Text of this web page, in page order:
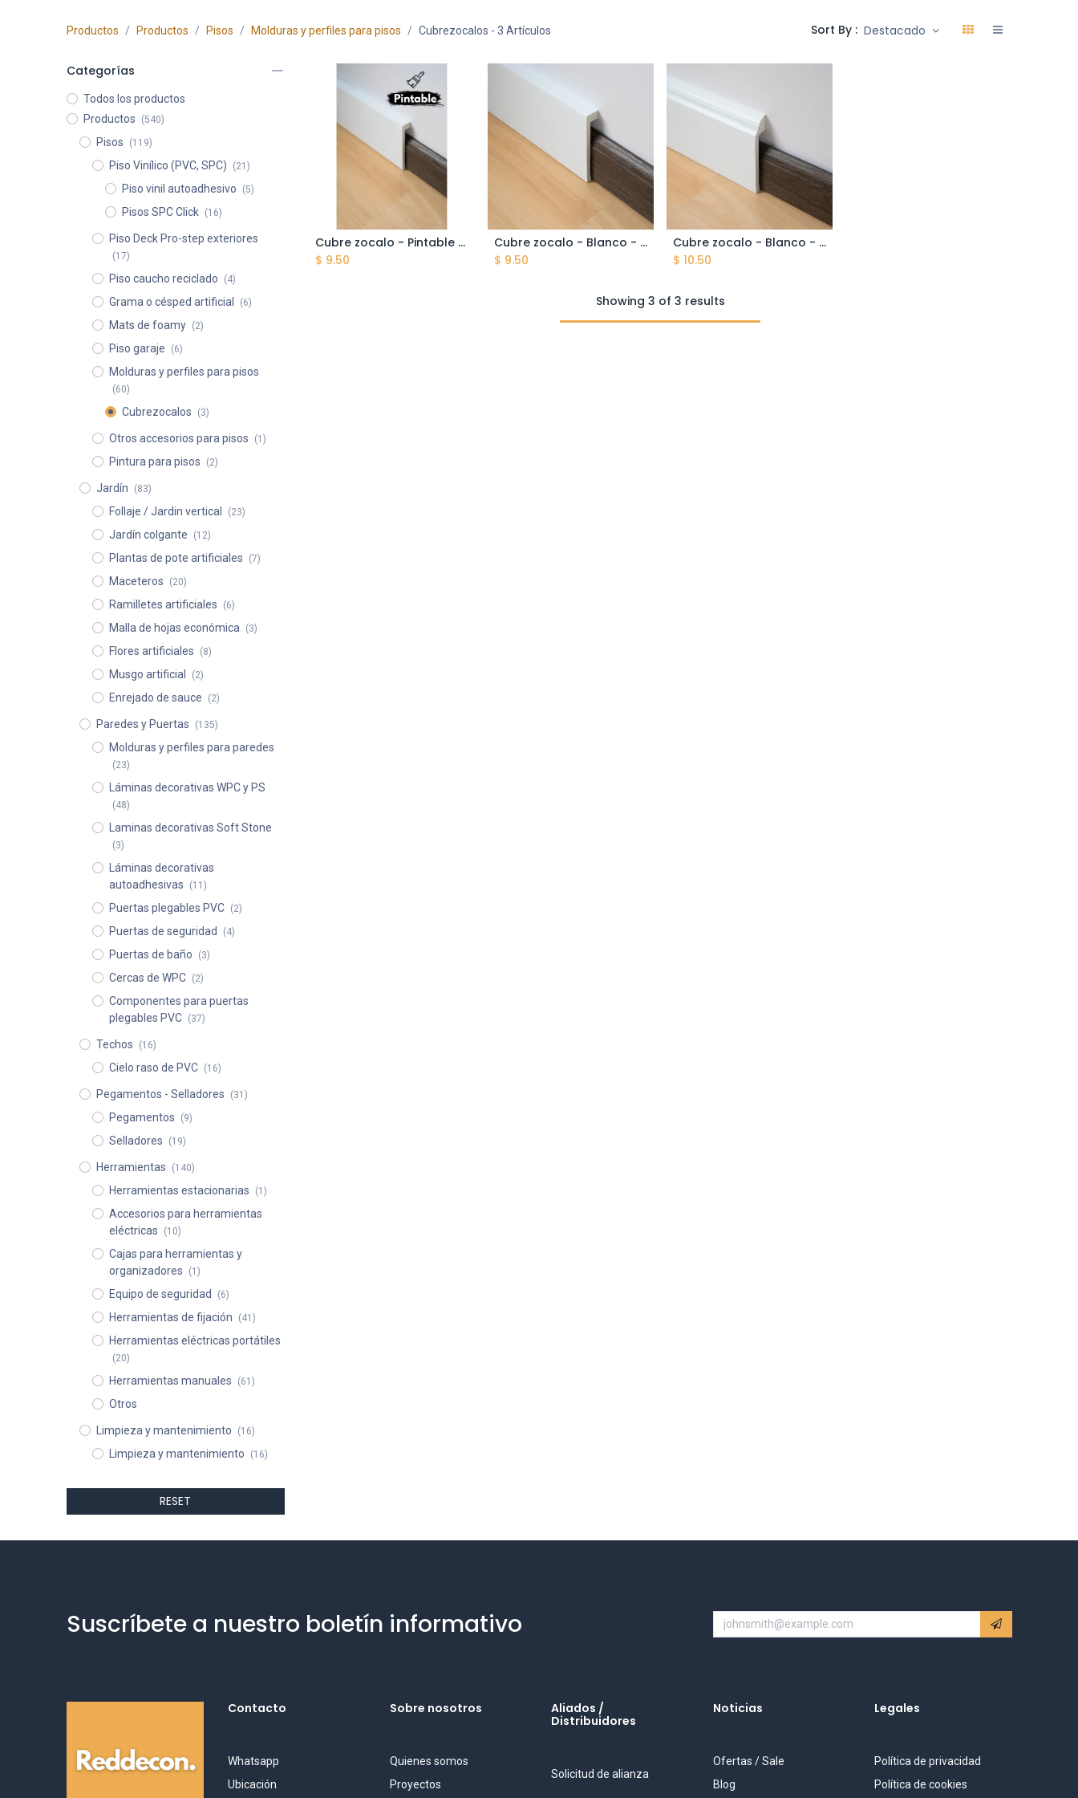
Productos Productos Pisos Molduras y perfiles para pisos Cubrezocalos - 3 Artículos Sort By : Destacado
Categorías
Todos los productos
Productos
(540)
Pisos (119)
Piso Vinílico (PVC, SPC) (21)
Piso vinil autoadhesivo (5)
Pisos SPC Click (16)
Piso Deck Pro-step exteriores
(17)
Piso caucho reciclado (4)
Grama o césped artificial (6)
Mats de foamy (2)
Piso garaje (6)
Molduras y perfiles para pisos
(60)
Cubrezocalos (3)
Otros accesorios para pisos (1)
Pintura para pisos (2)
Jardín (83)
Follaje / Jardin vertical (23)
Jardín colgante (12)
Plantas de pote artificiales (7)
Maceteros (20)
Ramilletes artificiales (6)
Malla de hojas económica (3)
Flores artificiales (8)
Musgo artificial (2)
Enrejado de sauce (2)
Paredes y Puertas (135)
Molduras y perfiles para paredes
(23)
Láminas decorativas WPC y PS
(48)
Laminas decorativas Soft Stone
(3)
Láminas decorativas
autoadhesivas
(11)
Puertas plegables PVC (2)
Puertas de seguridad (4)
Puertas de baño (3)
Cercas de WPC (2)
Componentes para puertas
plegables PVC
(37)
Techos (16)
Cielo raso de PVC (16)
Pegamentos - Selladores (31)
Pegamentos (9)
Selladores (19)
Herramientas (140)
Herramientas estacionarias (1)
Accesorios para herramientas
eléctricas
(10)
Cajas para herramientas y
organizadores
(1)
Equipo de seguridad (6)
Herramientas de fijación (41)
Herramientas eléctricas portátiles
(20)
Herramientas manuales (61)
Otros
Limpieza y mantenimiento (16)
Limpieza y mantenimiento (16)
RESET
Añadir al carrito
Cubre zocalo - Pintable - 22*120*2400 mm - Altura 12 cm - Cubre zocalo de hasta 10 cm - Poliestireno - Hidrófugo
$ 9.50
Añadir al carrito
Cubre zocalo - Blanco - 22*120*2400 mm - Altura 12 cm - Cubre zocalo de hasta 10 cm - Poliestireno - Hidrófugo
$ 9.50
Añadir al carrito
Cubre zocalo - Blanco - Biselado - 25*130*2400 mm - Altura 13 cm - Cubre zocalo de hasta 11 cm - Poliestireno - Hidrófugo
$10.50
Showing 3 of 3 results
Suscríbete a nuestro boletín informativo
Contacto
Whatsapp
Ubicación
Sobre nosotros
Quienes somos
Proyectos
Aliados /
Distribuidores
Solicitud de alianza
Noticias
Ofertas / Sale
Blog
Legales
Política de privacidad
Política de cookies